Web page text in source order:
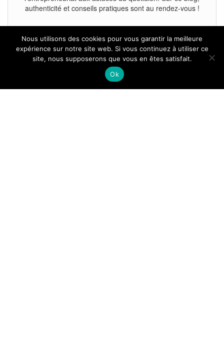
authenticité et conseils pratiques sont au rendez-vous !
Tous droits reservés.
Nous utilisons des cookies pour vous garantir la meilleure
expérience sur notre site web. Si vous continuez à utiliser ce
site, nous supposerons que vous en êtes satisfait.
Ok